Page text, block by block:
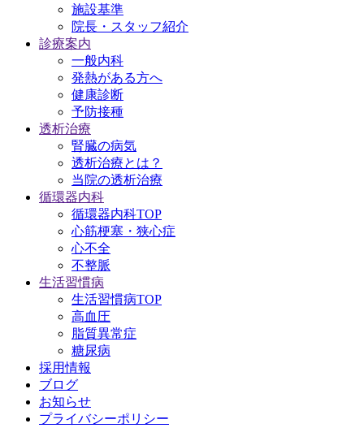
施設基準
院長・スタッフ紹介
診療案内
一般内科
発熱がある方へ
健康診断
予防接種
透析治療
腎臓の病気
透析治療とは？
当院の透析治療
循環器内科
循環器内科TOP
心筋梗塞・狭心症
心不全
不整脈
生活習慣病
生活習慣病TOP
高血圧
脂質異常症
糖尿病
採用情報
ブログ
お知らせ
プライバシーポリシー